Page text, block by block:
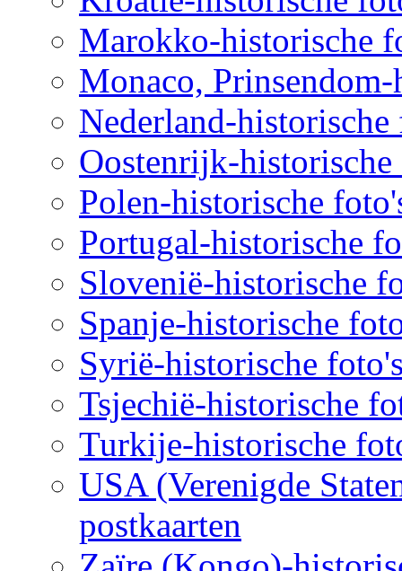
Marokko-historische
Monaco,
Nederland-historische
Oostenrijk-historische
Polen-historische
Portugal-historische
Slovenië-historische
Spanje-historische
Syrië-historische
Tsjechië-historische
Turkije-historische
USA (Verenigde
postkaarten